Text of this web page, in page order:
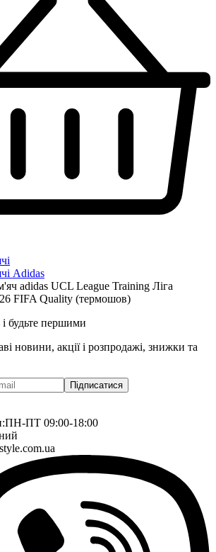
Adidas
adidas UCL League Training Ліга
FIFA Quality (термошов)
будьте першими
новини, акції і розпродажі, знижки та
Підписатися
ПН-ПТ 09:00-18:00